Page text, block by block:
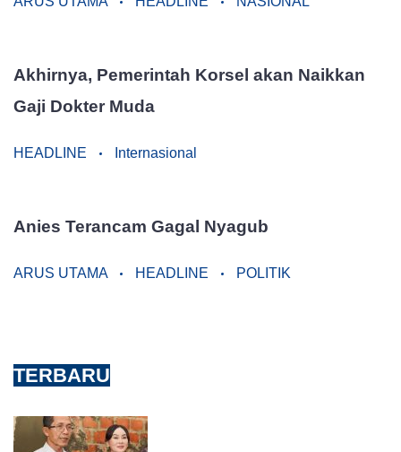
Akhirnya, Pemerintah Korsel akan Naikkan
Gaji Dokter Muda
HEADLINE Internasional
Anies Terancam Gagal Nyagub
ARUS UTAMA HEADLINE POLITIK
TERBARU